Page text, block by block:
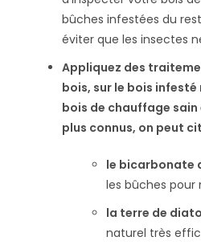
bûches infestées du
éviter que les insectes
Appliquez des
bois, sur le bois
bois de chauffage sain
plus connus, on peut
le bicarbonate
les bûches pour
la terre de
naturel très